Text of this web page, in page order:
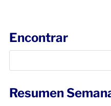
o
k
p
Encontrar
Resumen